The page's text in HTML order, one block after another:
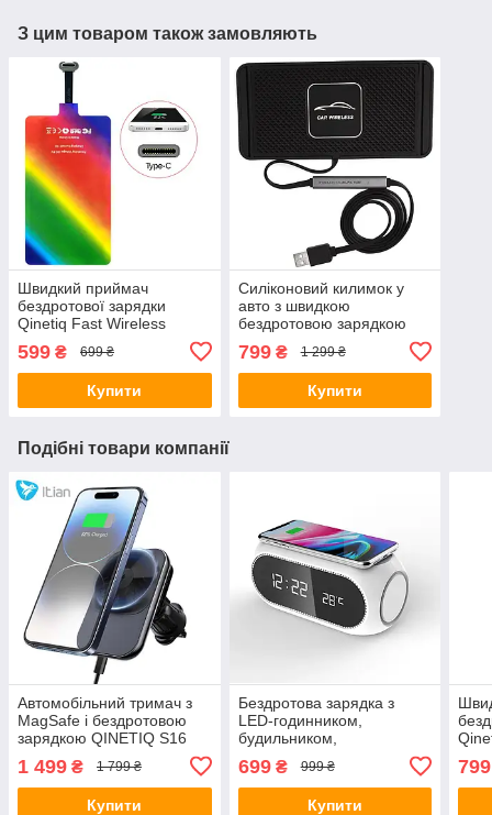
З цим товаром також замовляють
Швидкий приймач
бездротової зарядки
Qinetiq Fast Wireless
type B USB Type-C, 12
599 ₴ 699 ₴
Купити
Силіконовий килимок у
авто з швидкою
бездротовою зарядкою
15w Qinetiq Car Wireless
Pad C1 безпровідна
зарядка
799₴ 1 299 ₴
Купити
Подібні товари компанії
Автомобільний тримач з
MagSafe і бездротовою
зарядкою QINETIQ S16
15W з охолодженням для
iPhone 12-16
1 499 ₴ 1 799 ₴
Купити
Бездротова зарядка з
LED-годинником,
будильником,
термометром і USB Type
C Hitech Wireless Charger
10W QI W228
699₴ 999 ₴
Купити
799